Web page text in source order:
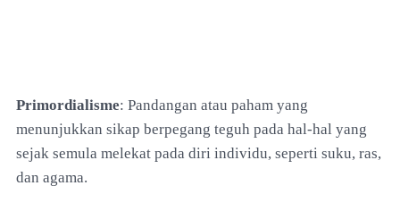
Primordialisme: Pandangan atau paham yang
menunjukkan sikap berpegang teguh pada hal-hal yang
sejak semula melekat pada diri individu, seperti suku, ras,
dan agama.